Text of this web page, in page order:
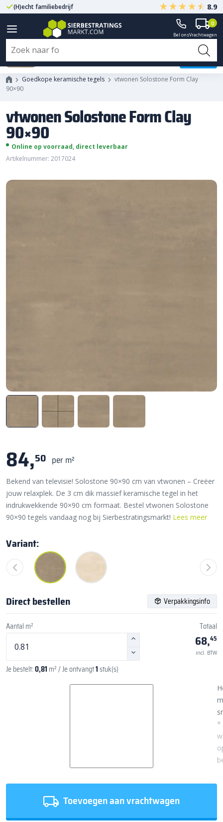
(H)echt familiebedrijf Gegarandeerd A-kwaliteit
8.9
Bel onsVrachtwagen
0
Goedkope keramische tegels
vtwonen Solostone Form Clay
90×90
vtwonen Solostone Form Clay
90×90
Online op voorraad, direct leverbaar
Artikelnummer: 2017024
84,50 per m²
Bekend van televisie! Solostone 90×90 cm van vtwonen – Creëer
jouw relaxplek. De 3 cm dik massief keramische tegel in het
indrukwekkende 90×90 cm formaat. Bestel vtwonen Solostone
90×90 tegels vandaag nog bij Sierbestratingsmarkt! Lees meer
Variant:
Direct bestellen Verpakkingsinfo
Aantal m²
Je bestelt:0,81 m²/ Je ontvangt1stuk(s)
Totaal
68,45
incl. BTW
*
Toevoegen aan vrachtwagen
vtwonen Solostone Form Clay
90x90